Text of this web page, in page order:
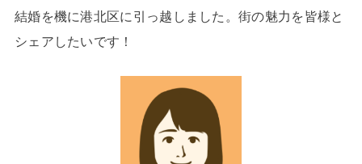
結婚を機に港北区に引っ越しました。街の魅力を皆様と
シェアしたいです！